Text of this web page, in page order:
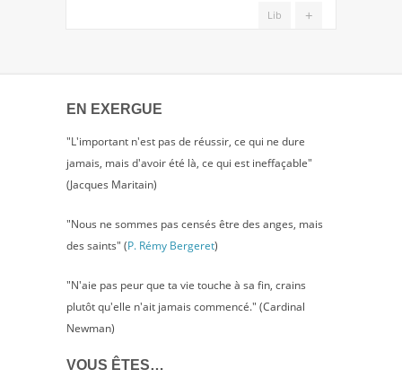
+
Lib
EN EXERGUE
"L'important n'est pas de réussir, ce qui ne dure
jamais, mais d'avoir été là, ce qui est ineffaçable"
(Jacques Maritain)
"Nous ne sommes pas censés être des anges, mais
des saints" (P. Rémy Bergeret)
"N'aie pas peur que ta vie touche à sa fin, crains
plutôt qu'elle n'ait jamais commencé." (Cardinal
Newman)
VOUS ÊTES…